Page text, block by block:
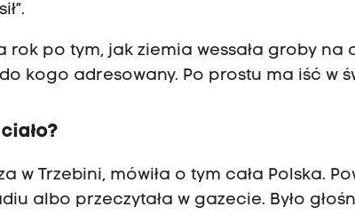
rok po tym, jak ziemia wessała groby na
kogo adresowany. Po prostu ma iść w
w Trzebini, mówiła o tym cała Polska.
albo przeczytała w gazecie. Było